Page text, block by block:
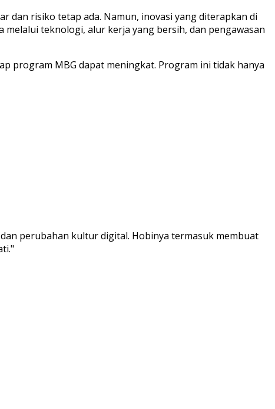
dan risiko tetap ada. Namun, inovasi yang diterapkan di
teknologi, alur kerja yang bersih, dan pengawasan
program MBG dapat meningkat. Program ini tidak hanya
perubahan kultur digital. Hobinya termasuk membuat